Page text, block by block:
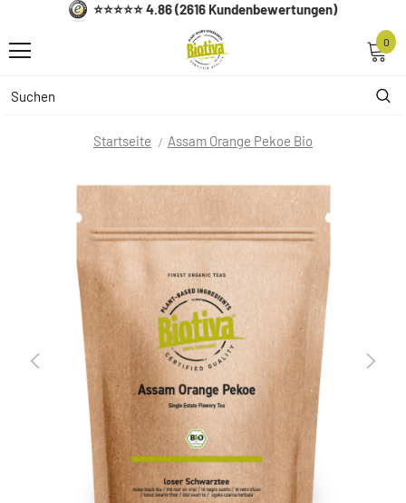
⭐⭐⭐⭐⭐ 4.86 (2616 Kundenbewertungen)
0
Startseite Assam Orange Pekoe Bio